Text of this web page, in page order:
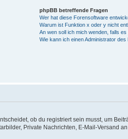
phpBB betreffende Fragen
Wer hat diese Forensoftware
Warum ist Funktion x oder y nicht
An wen soll ich mich wenden, falls
Wie kann ich einen Administrator
ob du registriert sein musst, um
Private Nachrichten, E-Mail-Versand